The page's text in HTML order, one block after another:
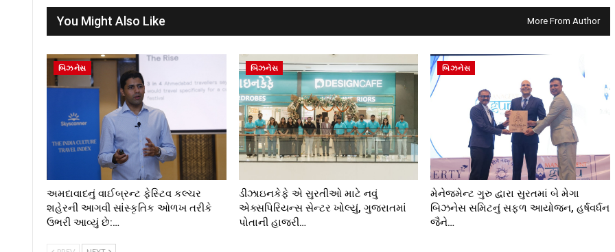
You Might Also Like More From Author
બિઝનેસ
અમદાવાદનું વાઈબ્રન્ટ ફેસ્ટિવ કલ્ચર
શહેરની આગવી સાંસ્કૃતિક ઓળખ તરીકે
ઉભરી આવ્યું છે:…
બિઝનેસ
ડીઝાઇનકેફે એ સુરતીઓ માટે નવું
એક્સપિરિયન્સ સેન્ટર ખોલ્યું, ગુજરાતમાં
પોતાની હાજરી…
બિઝનેસ
મેનેજમેન્ટ ગુરુ દ્વારા સુરતમાં બે મેગા
બિઝનેસ સમિટનું સફળ આયોજન, હર્ષવર્ધન
જૈને…